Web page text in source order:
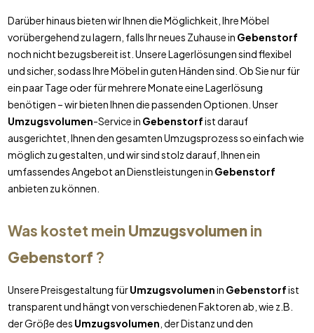
Darüber hinaus bieten wir Ihnen die Möglichkeit, Ihre Möbel
vorübergehend zu lagern, falls Ihr neues Zuhause in Gebenstorf
noch nicht bezugsbereit ist. Unsere Lagerlösungen sind flexibel
und sicher, sodass Ihre Möbel in guten Händen sind. Ob Sie nur für
ein paar Tage oder für mehrere Monate eine Lagerlösung
benötigen – wir bieten Ihnen die passenden Optionen. Unser
Umzugsvolumen-Service in Gebenstorfist darauf
ausgerichtet, Ihnen den gesamten Umzugsprozess so einfach wie
möglich zu gestalten, und wir sind stolz darauf, Ihnen ein
umfassendes Angebot an Dienstleistungen in Gebenstorf
anbieten zu können.
Was kostet mein Umzugsvolumenin
Gebenstorf ?
Unsere Preisgestaltung fürUmzugsvolumenin Gebenstorfist
transparent und hängt von verschiedenen Faktoren ab, wie z.B.
der Größe des Umzugsvolumen , der Distanz und den